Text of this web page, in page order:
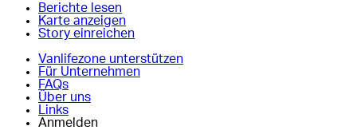
Berichte lesen
Karte anzeigen
Story einreichen
Vanlifezone unterstützen
Für Unternehmen
FAQs
Über uns
Links
Anmelden